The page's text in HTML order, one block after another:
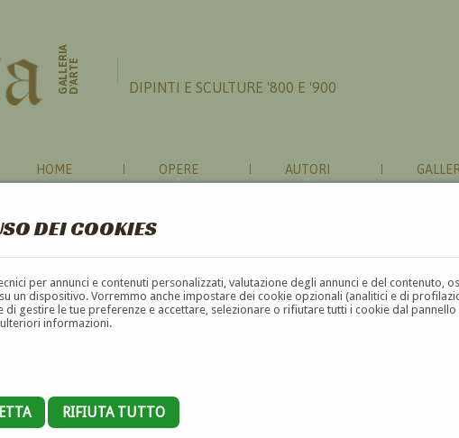
DEI COOKIES
per annunci e contenuti personalizzati, valutazione degli annunci e del
un dispositivo. Vorremmo anche impostare dei cookie opzionali (analitici e di
di gestire le tue preferenze e accettare, selezionare o rifiutare tutti i cookie dal
informazioni.
RIFIUTA TUTTO
GALLERIAD'ARTE DIPINTI E SCULTURE '800 E '900
HOME OPERE AUTORI